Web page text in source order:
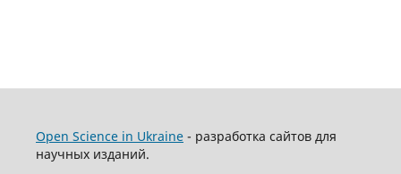
Open Science in Ukraine- разработка сайтов для
научных изданий.